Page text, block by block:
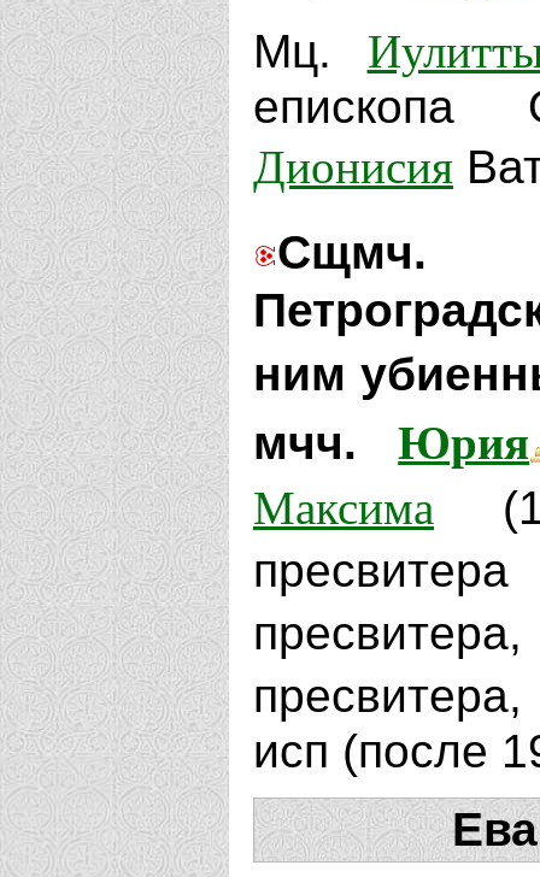
Мц.
епископа
Дионисия
ним
мчч.Юрия
Максима
исп (после